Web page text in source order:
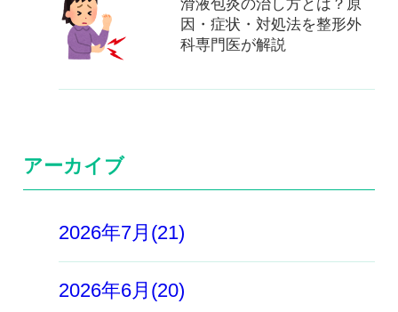
滑液包炎の治し方とは？原
因・症状・対処法を整形外
科専門医が解説
アーカイブ
2026年7月(21)
2026年6月(20)